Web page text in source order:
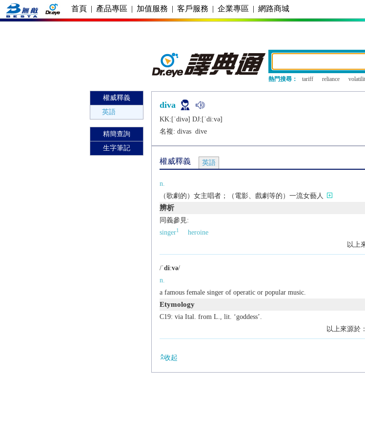
首頁 | 產品專區 | 加值服務 | 客戶服務 | 企業專區 | 網路商城
熱門搜尋： tariff reliance
權威釋義
英語
精簡查詢
生字筆記
diva
KK:[ˈdivǝ] DJ:[ˈdiːvǝ]
名複: divas dive
權威釋義 英語
n.
（歌劇的）女主唱者；（電影、戲劇等的）一流女藝人
辨析
同義參見:
singer1
heroine
以上
/ˈdiːvə/
n.
a famous female singer of operatic or popular music.
Etymology
C19: via Ital. from L., lit. ‘goddess’.
以上來源於
收起